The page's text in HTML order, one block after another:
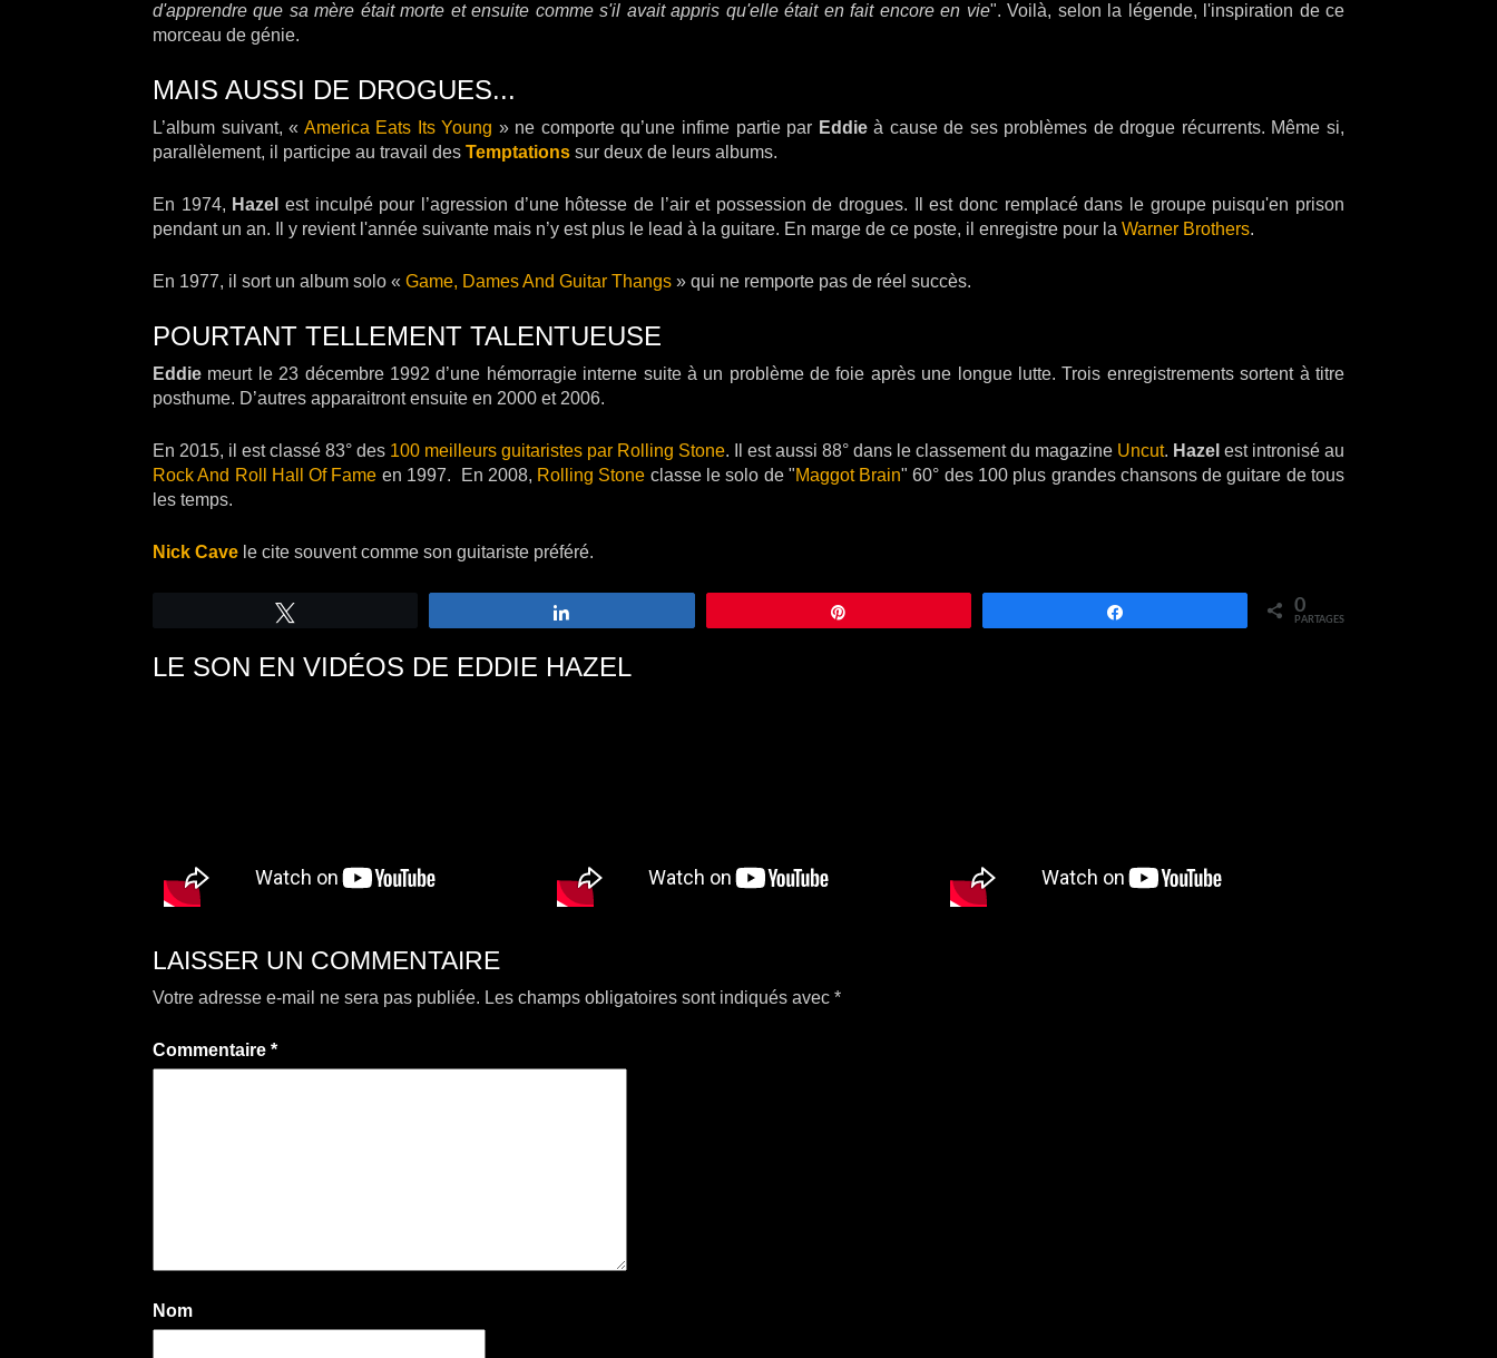
d'apprendre que sa mère était morte et ensuite comme s'il avait appris qu'elle était en fait encore en vie". Voilà, selon la légende, l'inspiration de ce
morceau de génie.
MAIS AUSSI DE DROGUES...
L’album suivant, « America Eats Its Young » ne comporte qu’une infime partie par Eddieà cause de ses problèmes de drogue récurrents. Même si,
parallèlement, il participe au travail des Temptations sur deux de leurs albums.
En 1974, Hazel est inculpé pour l’agression d’une hôtesse de l’air et possession de drogues. Il est donc remplacé dans le groupe puisqu'en prison
pendant un an. Il y revient l'année suivante mais n’y est plus le lead à la guitare. En marge de ce poste, il enregistre pour la Warner Brothers.
En 1977, il sort un album solo « Game, Dames And Guitar Thangs » qui ne remporte pas de réel succès.
POURTANT TELLEMENT TALENTUEUSE
Eddie meurt le 23 décembre 1992 d’une hémorragie interne suite à un problème de foie après une longue lutte. Trois enregistrements sortent à titre
posthume. D’autres apparaitront ensuite en 2000 et 2006.
En 2015, il est classé 83° des 100 meilleurs guitaristes par Rolling Stone. Il est aussi 88° dans le classement du magazine Uncut. Hazel est intronisé au
Rock And Roll Hall Of Fame en 1997. En 2008, Rolling Stone classe le solo de "Maggot Brain" 60° des 100 plus grandes chansons de guitare de tous
les temps.
Nick Cave le cite souvent comme son guitariste préféré.
0
PARTAGES
LE SON EN VIDÉOS DE EDDIE HAZEL
LAISSER UN COMMENTAIRE
Votre adresse e-mail ne sera pas publiée. Les champs obligatoires sont indiqués avec *
Commentaire *
Nom